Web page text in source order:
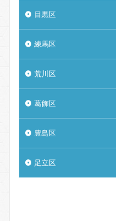
目黒区
練馬区
荒川区
葛飾区
豊島区
足立区